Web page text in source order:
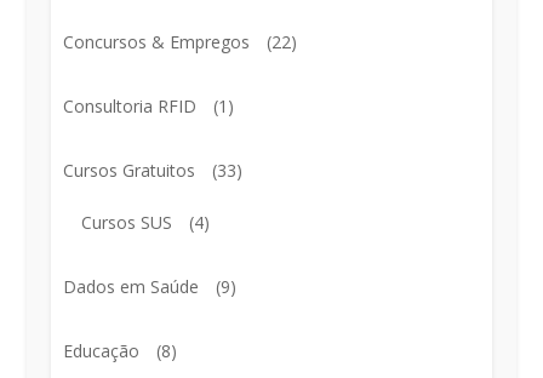
Concursos & Empregos (22)
Consultoria RFID (1)
Cursos Gratuitos (33)
Cursos SUS (4)
Dados em Saúde (9)
Educação (8)